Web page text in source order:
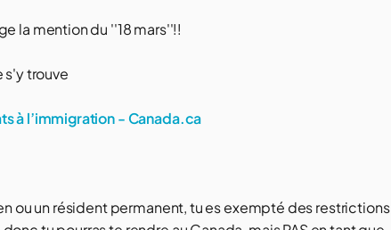
la mention du ''18 mars''!!
s'y trouve
à l’immigration - Canada.ca
ou un résident permanent, tu es exempté des restrictions